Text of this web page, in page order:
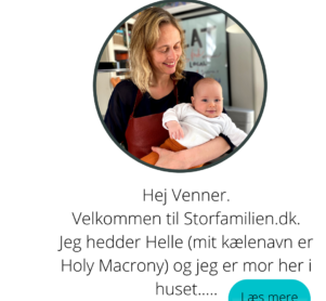
PRIMÆR
SIDEBAR